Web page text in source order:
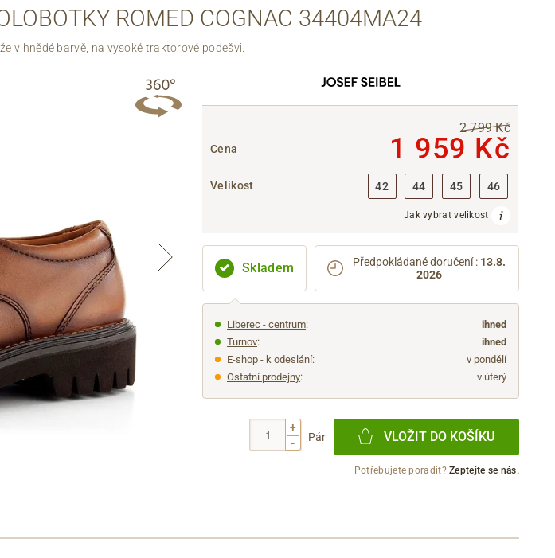
Přes Google
ROMED COGNAC 34404MA24
v hnědé barvě, na vysoké traktorové podešvi.
Cena
2 799 Kč
1 959 Kč
Velikost 42 44 45 46
Jak vybrat velikost
Skladem Předpokládané doručení : 13.8.
2026
Liberec - centrum:
ihned
Turnov:
ihned
E-shop - k odeslání:
v pondělí
Ostatní prodejny: v úterý
+
-
Pár VLOŽIT DO KOŠÍKU
Potřebujete poradit?Zeptejte se nás.